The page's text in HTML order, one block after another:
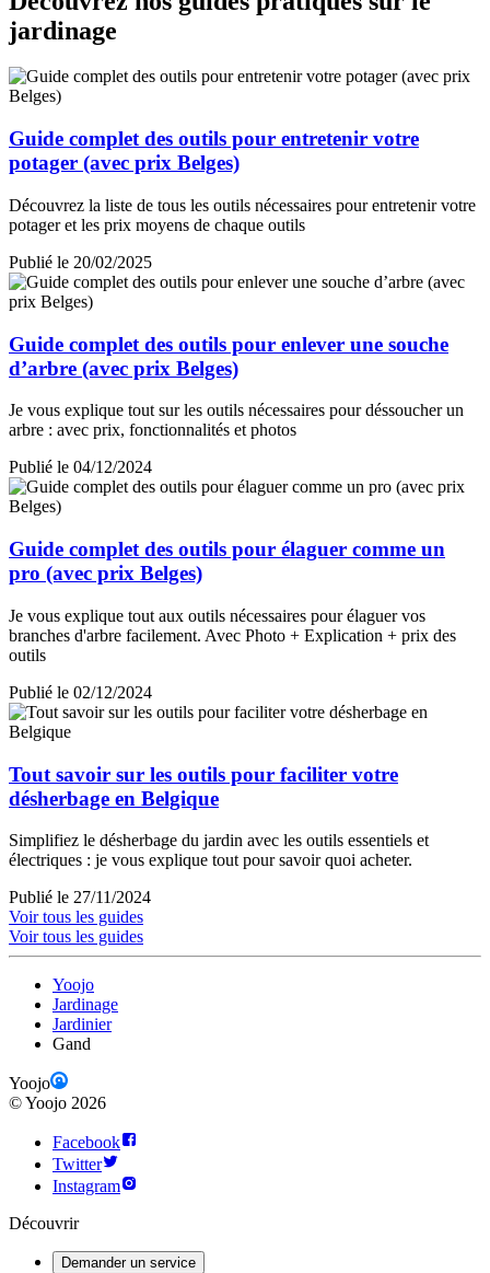
jardinage
Guide complet des outils pour entretenir votre
potager (avec prix Belges)
Découvrez la liste de tous les outils nécessaires pour entretenir votre
potager et les prix moyens de chaque outils
Publié le 20/02/2025
Guide complet des outils pour enlever une souche
d’arbre (avec prix Belges)
Je vous explique tout sur les outils nécessaires pour déssoucher un
arbre : avec prix, fonctionnalités et photos
Publié le 04/12/2024
Guide complet des outils pour élaguer comme un
pro (avec prix Belges)
Je vous explique tout aux outils nécessaires pour élaguer vos
branches d'arbre facilement. Avec Photo + Explication + prix des
outils
Publié le 02/12/2024
Tout savoir sur les outils pour faciliter votre
désherbage en Belgique
Simplifiez le désherbage du jardin avec les outils essentiels et
électriques : je vous explique tout pour savoir quoi acheter.
Publié le 27/11/2024
Voir tous les guides
Voir tous les guides
Yoojo
Jardinage
Jardinier
Gand
Yoojo
©Yoojo 2026
Facebook
Twitter
Instagram
Découvrir
Demander un service